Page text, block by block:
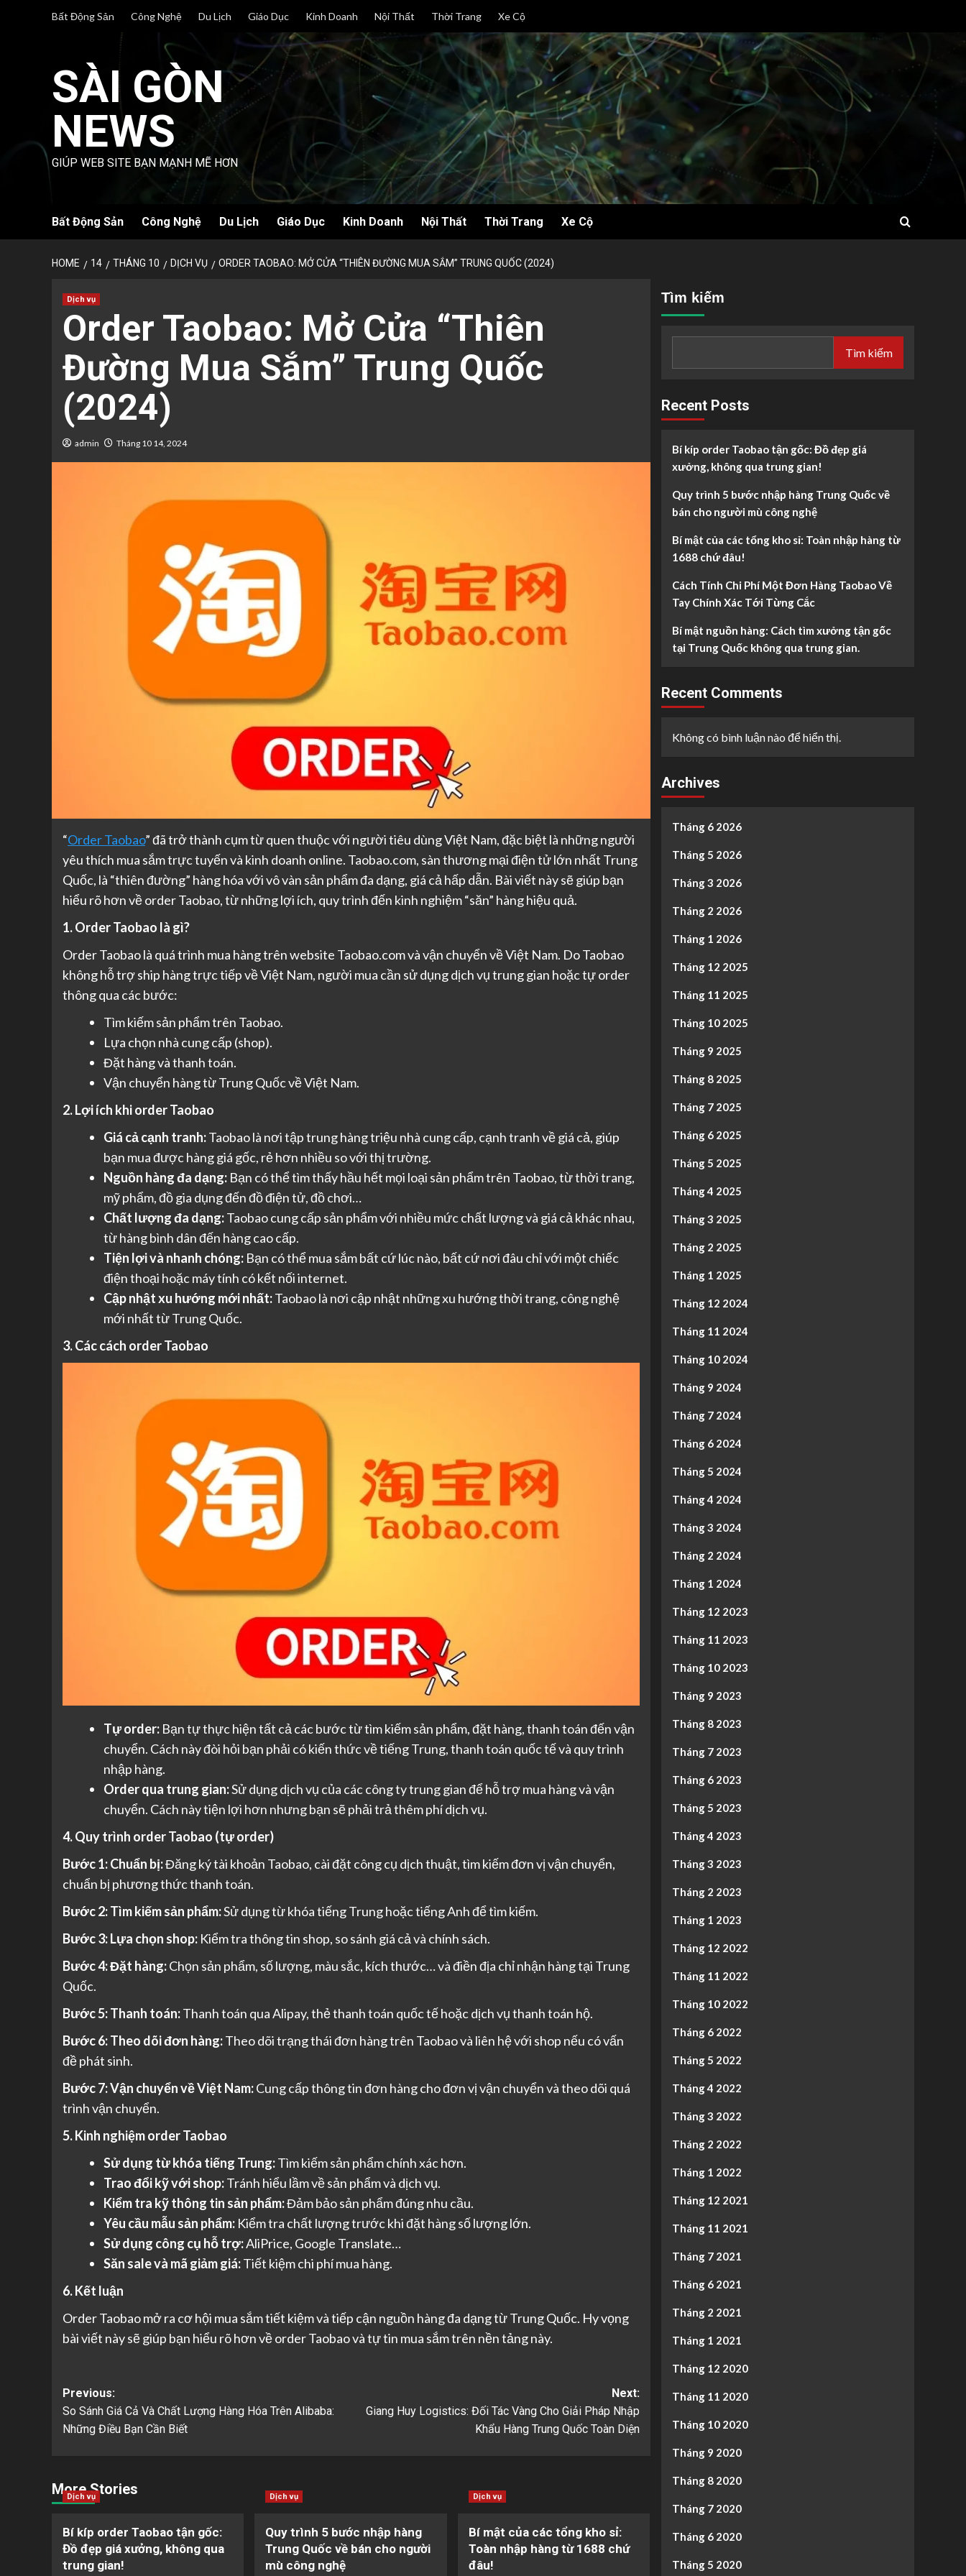
Bất Động Sản Công Nghệ Du Lịch Giáo Dục Kinh Doanh Nội Thất Thời Trang Xe Cộ
SÀI GÒN
NEWS
GIÚP WEB SITE BẠN MẠNH MẼ HƠN
Bất Động Sản Công Nghệ Du Lịch Giáo Dục Kinh Doanh Nội Thất Thời Trang Xe Cộ
HOME 14 THÁNG 10 DỊCH VỤ ORDER TAOBAO: MỞ CỬA “THIÊN ĐƯỜNG MUA SẮM” TRUNG QUỐC (2024)
Dịch vụ
Order Taobao: Mở Cửa “Thiên
Đường Mua Sắm” Trung Quốc
(2024)
admin Tháng 10 14, 2024
“Order Taobao” đã trở thành cụm từ quen thuộc với người tiêu dùng Việt Nam, đặc biệt là những người
yêu thích mua sắm trực tuyến và kinh doanh online. Taobao.com, sàn thương mại điện tử lớn nhất Trung
Quốc, là “thiên đường” hàng hóa với vô vàn sản phẩm đa dạng, giá cả hấp dẫn. Bài viết này sẽ giúp bạn
hiểu rõ hơn về order Taobao, từ những lợi ích, quy trình đến kinh nghiệm “săn” hàng hiệu quả.
1. Order Taobao là gì?
Order Taobao là quá trình mua hàng trên website Taobao.com và vận chuyển về Việt Nam. Do Taobao
không hỗ trợ ship hàng trực tiếp về Việt Nam, người mua cần sử dụng dịch vụ trung gian hoặc tự order
thông qua các bước:
Tìm kiếm sản phẩm trên Taobao.
Lựa chọn nhà cung cấp (shop).
Đặt hàng và thanh toán.
Vận chuyển hàng từ Trung Quốc về Việt Nam.
2. Lợi ích khi order Taobao
Giá cả cạnh tranh:Taobao là nơi tập trung hàng triệu nhà cung cấp, cạnh tranh về giá cả, giúp
bạn mua được hàng giá gốc, rẻ hơn nhiều so với thị trường.
Nguồn hàng đa dạng: Bạn có thể tìm thấy hầu hết mọi loại sản phẩm trên Taobao, từ thời trang,
mỹ phẩm, đồ gia dụng đến đồ điện tử, đồ chơi…
Chất lượng đa dạng:Taobao cung cấp sản phẩm với nhiều mức chất lượng và giá cả khác nhau,
từ hàng bình dân đến hàng cao cấp.
Tiện lợi và nhanh chóng: Bạn có thể mua sắm bất cứ lúc nào, bất cứ nơi đâu chỉ với một chiếc
điện thoại hoặc máy tính có kết nối internet.
Cập nhật xu hướng mới nhất:Taobao là nơi cập nhật những xu hướng thời trang, công nghệ
mới nhất từ Trung Quốc.
3. Các cách order Taobao
Tự order: Bạn tự thực hiện tất cả các bước từ tìm kiếm sản phẩm, đặt hàng, thanh toán đến vận
chuyển. Cách này đòi hỏi bạn phải có kiến thức về tiếng Trung, thanh toán quốc tế và quy trình
nhập hàng.
Order qua trung gian:Sử dụng dịch vụ của các công ty trung gian để hỗ trợ mua hàng và vận
chuyển. Cách này tiện lợi hơn nhưng bạn sẽ phải trả thêm phí dịch vụ.
4. Quy trình order Taobao (tự order)
Bước 1: Chuẩn bị:Đăng ký tài khoản Taobao, cài đặt công cụ dịch thuật, tìm kiếm đơn vị vận chuyển,
chuẩn bị phương thức thanh toán.
Bước 2: Tìm kiếm sản phẩm:Sử dụng từ khóa tiếng Trung hoặc tiếng Anh để tìm kiếm.
Bước 3: Lựa chọn shop: Kiểm tra thông tin shop, so sánh giá cả và chính sách.
Bước 4: Đặt hàng:Chọn sản phẩm, số lượng, màu sắc, kích thước… và điền địa chỉ nhận hàng tại Trung
Quốc.
Bước 5: Thanh toán:Thanh toán qua Alipay, thẻ thanh toán quốc tế hoặc dịch vụ thanh toán hộ.
Bước 6: Theo dõi đơn hàng:Theo dõi trạng thái đơn hàng trên Taobao và liên hệ với shop nếu có vấn
đề phát sinh.
Bước 7: Vận chuyển về Việt Nam:Cung cấp thông tin đơn hàng cho đơn vị vận chuyển và theo dõi quá
trình vận chuyển.
5. Kinh nghiệm order Taobao
Sử dụng từ khóa tiếng Trung:Tìm kiếm sản phẩm chính xác hơn.
Trao đổi kỹ với shop:Tránh hiểu lầm về sản phẩm và dịch vụ.
Kiểm tra kỹ thông tin sản phẩm:Đảm bảo sản phẩm đúng nhu cầu.
Yêu cầu mẫu sản phẩm: Kiểm tra chất lượng trước khi đặt hàng số lượng lớn.
Sử dụng công cụ hỗ trợ:AliPrice, Google Translate…
Săn sale và mã giảm giá:Tiết kiệm chi phí mua hàng.
6. Kết luận
Order Taobao mở ra cơ hội mua sắm tiết kiệm và tiếp cận nguồn hàng đa dạng từ Trung Quốc. Hy vọng
bài viết này sẽ giúp bạn hiểu rõ hơn về order Taobao và tự tin mua sắm trên nền tảng này.
Post
navigation
Previous:
So Sánh Giá Cả Và Chất Lượng Hàng Hóa Trên Alibaba:
Những Điều Bạn Cần Biết
Next:
Giang Huy Logistics: Đối Tác Vàng Cho Giải Pháp Nhập
Khẩu Hàng Trung Quốc Toàn Diện
More Stories
Dịch vụ
Bí kíp order Taobao tận gốc:
Đồ đẹp giá xưởng, không qua
trung gian!
Dịch vụ
Quy trình 5 bước nhập hàng
Trung Quốc về bán cho người
mù công nghệ
Dịch vụ
Bí mật của các tổng kho sỉ:
Toàn nhập hàng từ 1688 chứ
đâu!
Tìm kiếm
Tìm kiếm
Recent Posts
Bí kíp order Taobao tận gốc: Đồ đẹp giá
xưởng, không qua trung gian!
Quy trình 5 bước nhập hàng Trung Quốc về
bán cho người mù công nghệ
Bí mật của các tổng kho sỉ: Toàn nhập hàng từ
1688 chứ đâu!
Cách Tính Chi Phí Một Đơn Hàng Taobao Về
Tay Chính Xác Tới Từng Cắc
Bí mật nguồn hàng: Cách tìm xưởng tận gốc
tại Trung Quốc không qua trung gian.
Recent Comments
Không có bình luận nào để hiển thị.
Archives
Tháng 6 2026
Tháng 5 2026
Tháng 3 2026
Tháng 2 2026
Tháng 1 2026
Tháng 12 2025
Tháng 11 2025
Tháng 10 2025
Tháng 9 2025
Tháng 8 2025
Tháng 7 2025
Tháng 6 2025
Tháng 5 2025
Tháng 4 2025
Tháng 3 2025
Tháng 2 2025
Tháng 1 2025
Tháng 12 2024
Tháng 11 2024
Tháng 10 2024
Tháng 9 2024
Tháng 7 2024
Tháng 6 2024
Tháng 5 2024
Tháng 4 2024
Tháng 3 2024
Tháng 2 2024
Tháng 1 2024
Tháng 12 2023
Tháng 11 2023
Tháng 10 2023
Tháng 9 2023
Tháng 8 2023
Tháng 7 2023
Tháng 6 2023
Tháng 5 2023
Tháng 4 2023
Tháng 3 2023
Tháng 2 2023
Tháng 1 2023
Tháng 12 2022
Tháng 11 2022
Tháng 10 2022
Tháng 6 2022
Tháng 5 2022
Tháng 4 2022
Tháng 3 2022
Tháng 2 2022
Tháng 1 2022
Tháng 12 2021
Tháng 11 2021
Tháng 7 2021
Tháng 6 2021
Tháng 2 2021
Tháng 1 2021
Tháng 12 2020
Tháng 11 2020
Tháng 10 2020
Tháng 9 2020
Tháng 8 2020
Tháng 7 2020
Tháng 6 2020
Tháng 5 2020